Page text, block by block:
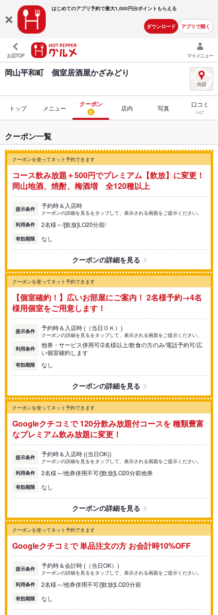
はじめてのアプリ予約で最大1,000円分ポイントもらえる
ダウンロード アプリで開く
お店TOP マイメニュー
岡山平和町 個室居酒屋かざみどり
トップ メニュー クーポン
5 店内 写真 口コミ
147
クーポン一覧
クーポンを使ってネット予約できます
コース飲み放題＋500円でプレミアム【飲放】に変更！
岡山地酒、焼酎、梅酒増 全120種以上
提示条件 予約時＆入店時
クーポンの詳細を見るをタップして、表示される画面をご提示ください。
利用条件
2名様～/[飲放]LO20分前/
有効期限 なし
クーポンの詳細を見る
クーポンを使ってネット予約できます
【個室確約！】広いお部屋にご案内！ 2名様予約→4名
様用個室をご用意します！
提示条件 予約時＆入店時 (（当日ＯＫ）)
クーポンの詳細を見るをタップして、表示される画面をご提示ください。
利用条件
他券・サービス併用可/2名様以上/飲食の方のみ/電話予約可/広
い個室確約します
有効期限 なし
クーポンの詳細を見る
クーポンを使ってネット予約できます
Googleクチコミで 120分飲み放題付コースを 種類豊富
なプレミアム飲み放題に変更！
提示条件 予約時＆入店時 ((当日OK))
クーポンの詳細を見るをタップして、表示される画面をご提示ください。
利用条件
2名様～/他券併用不可/[飲放]LO20分前他券
有効期限 なし
クーポンの詳細を見る
クーポンを使ってネット予約できます
Googleクチコミで 単品注文の方 お会計時10%OFF
提示条件 予約時＆会計時 (（当日OK）)
クーポンの詳細を見るをタップして、表示される画面をご提示ください。
利用条件
2名様～/他券併用不可/[飲放]LO20分前
有効期限 なし